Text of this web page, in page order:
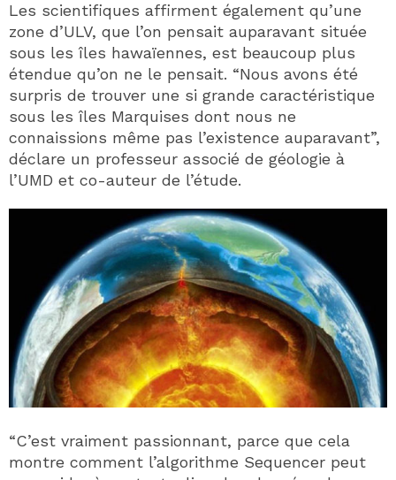
Les scientifiques affirment également qu’une
zone d’ULV, que l’on pensait auparavant située
sous les îles hawaïennes, est beaucoup plus
étendue qu’on ne le pensait. “Nous avons été
surpris de trouver une si grande caractéristique
sous les îles Marquises dont nous ne
connaissions même pas l’existence auparavant”,
déclare un professeur associé de géologie à
l’UMD et co-auteur de l’étude.
“C’est vraiment passionnant, parce que cela
montre comment l’algorithme Sequencer peut